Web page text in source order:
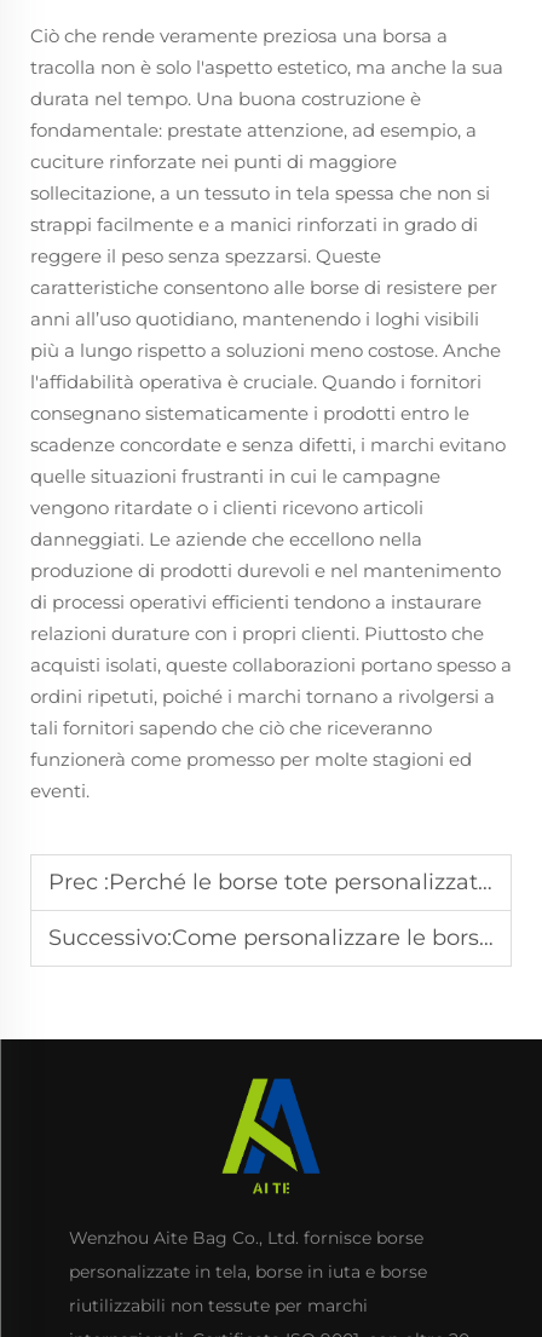
Ciò che rende veramente preziosa una borsa a
tracolla non è solo l'aspetto estetico, ma anche la sua
durata nel tempo. Una buona costruzione è
fondamentale: prestate attenzione, ad esempio, a
cuciture rinforzate nei punti di maggiore
sollecitazione, a un tessuto in tela spessa che non si
strappi facilmente e a manici rinforzati in grado di
reggere il peso senza spezzarsi. Queste
caratteristiche consentono alle borse di resistere per
anni all’uso quotidiano, mantenendo i loghi visibili
più a lungo rispetto a soluzioni meno costose. Anche
l'affidabilità operativa è cruciale. Quando i fornitori
consegnano sistematicamente i prodotti entro le
scadenze concordate e senza difetti, i marchi evitano
quelle situazioni frustranti in cui le campagne
vengono ritardate o i clienti ricevono articoli
danneggiati. Le aziende che eccellono nella
produzione di prodotti durevoli e nel mantenimento
di processi operativi efficienti tendono a instaurare
relazioni durature con i propri clienti. Piuttosto che
acquisti isolati, queste collaborazioni portano spesso a
ordini ripetuti, poiché i marchi tornano a rivolgersi a
tali fornitori sapendo che ciò che riceveranno
funzionerà come promesso per molte stagioni ed
eventi.
Prec :Perché le borse tote personalizzate sono uno strumento potente per aumentare la consapevolezza del brand
Successivo:Come personalizzare le borse tote per soddisfare le esigenze di settori diversi
Wenzhou Aite Bag Co., Ltd. fornisce borse
personalizzate in tela, borse in iuta e borse
riutilizzabili non tessute per marchi